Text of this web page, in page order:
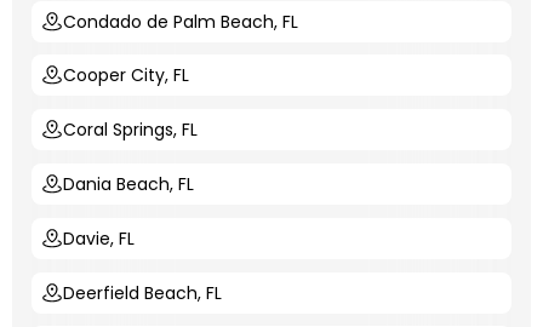
Condado de Palm Beach, FL
Cooper City, FL
Coral Springs, FL
Dania Beach, FL
Davie, FL
Deerfield Beach, FL